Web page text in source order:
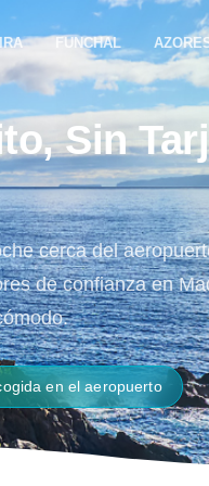
FUNCHAL
Sin
cerca del
de confianza en
en el aeropuerto